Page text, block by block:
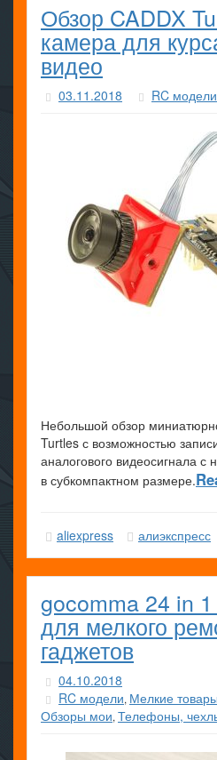
Обзор CADDX
камера для
видео
03.11.2018 RC модели
Небольшой обзор
Turtles с возможностью
аналогового видеосигнала с
в субкомпактном размере.
aliexpress алиэкспресс
gocomma 24 in
для мелкого
гаджетов
04.10.2018
RC модели, Мелкие
Обзоры мои, Телефоны,